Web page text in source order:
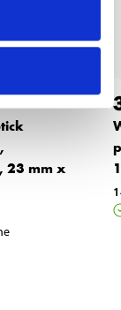
23 mm x